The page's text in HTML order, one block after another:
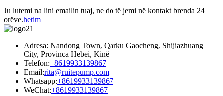
Ju lutemi na lini emailin tuaj, ne do të jemi në kontakt brenda 24
orëve.hetim
Adresa: Nandong Town, Qarku Gaocheng, Shijiazhuang
City, Provinca Hebei, Kinë
Telefon:+8619933139867
Email:rita@ruitepump.com
Whatsapp:+8619933139867
WeChat:+8619933139867